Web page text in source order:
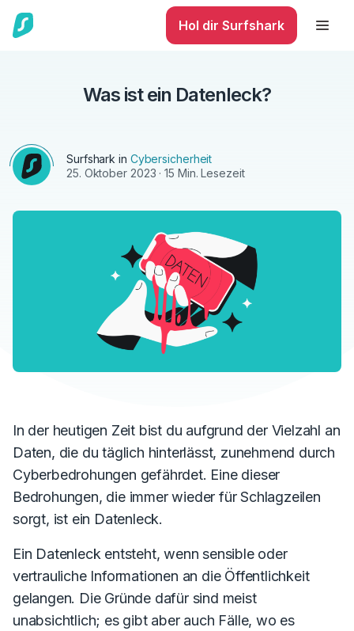
Hol dir Surfshark
Was ist ein Datenleck?
Surfshark in Cybersicherheit
25. Oktober 2023 · 15 Min. Lesezeit
In der heutigen Zeit bist du aufgrund der Vielzahl an
Daten, die du täglich hinterlässt, zunehmend durch
Cyberbedrohungen gefährdet. Eine dieser
Bedrohungen, die immer wieder für Schlagzeilen
sorgt, ist ein Datenleck.
Ein Datenleck entsteht, wenn sensible oder
vertrauliche Informationen an die Öffentlichkeit
gelangen. Die Gründe dafür sind meist
unabsichtlich; es gibt aber auch Fälle, wo es